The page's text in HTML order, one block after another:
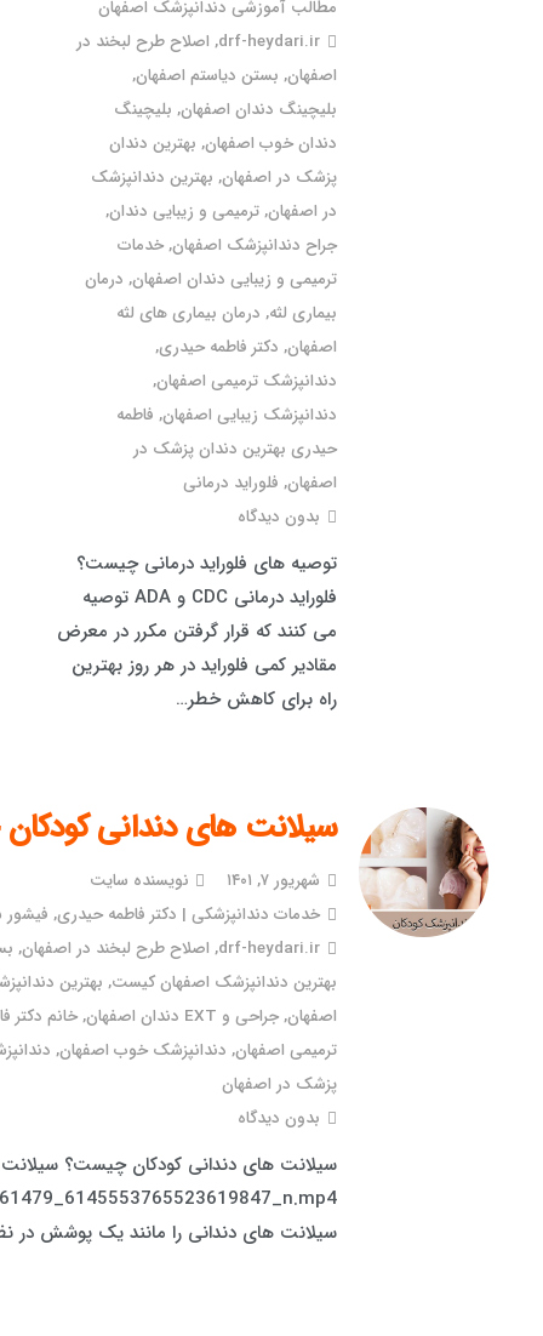
مطالب آموزشی دندانپزشک اصفهان
drf-heydari.ir
, اصلاح طرح لبخند در
اصفهان, بستن دیاستم اصفهان,
بلیچینگ دندان اصفهان, بلیچینگ
دندان خوب اصفهان, بهترین دندان
پزشک در اصفهان, بهترین دندانپزشک
در اصفهان,ترمیمی و زیبایی دندان,
جراح دندانپزشک اصفهان,خدمات
ترمیمی و زیبایی دندان اصفهان, درمان
بیماری لثه, درمان بیماری های لثه
اصفهان, دکتر فاطمه حیدری,
دندانپزشک ترمیمی اصفهان,
دندانپزشک زیبایی اصفهان, فاطمه
حیدری بهترین دندان پزشک در
اصفهان, فلوراید درمانی
بدون دیدگاه
توصیه های فلوراید درمانی چیست؟
فلوراید درمانی CDC و ADA توصیه
می کنند که قرار گرفتن مکرر در معرض
مقادیر کمی فلوراید در هر روز بهترین
راه برای کاهش خطر…
سیلانت های دندانی
شهریور ۷, ۱۴۰۱
نویسنده سایت
خدمات دندانپزشکی | دکتر فاطمه حیدری, فیشور
drf-heydari.ir
, اصلاح طرح لبخند در اصفهان,
بهترین دندانپزشک اصفهان کیست, بهترین
اصفهان,جراحی و EXT دندان اصفهان ,خانم دکتر
ترمیمی اصفهان, دندانپزشک خوب اصفهان,
پزشک در اصفهان
بدون دیدگاه
سیلانت های دندانی را مانند یک پوشش در